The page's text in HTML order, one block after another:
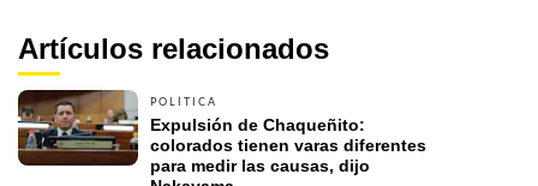
Artículos relacionados
POLÍTICA
Expulsión de Chaqueñito:
colorados tienen varas diferentes
para medir las causas, dijo